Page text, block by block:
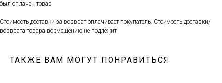
был оплачен товар
Стоимость доставки за возврат оплачивает покупатель. Стоимость доставки/
возврата товара возмещению не подлежит
ТАКЖЕ ВАМ МОГУТ ПОНРАВИТЬСЯ